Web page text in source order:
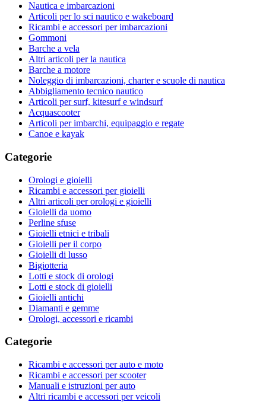
Nautica e imbarcazioni
Articoli per lo sci nautico e wakeboard
Ricambi e accessori per imbarcazioni
Gommoni
Barche a vela
Altri articoli per la nautica
Barche a motore
Noleggio di imbarcazioni, charter e scuole di nautica
Abbigliamento tecnico nautico
Articoli per surf, kitesurf e windsurf
Acquascooter
Articoli per imbarchi, equipaggio e regate
Canoe e kayak
Categorie
Orologi e gioielli
Ricambi e accessori per gioielli
Altri articoli per orologi e gioielli
Gioielli da uomo
Perline sfuse
Gioielli etnici e tribali
Gioielli per il corpo
Gioielli di lusso
Bigiotteria
Lotti e stock di orologi
Lotti e stock di gioielli
Gioielli antichi
Diamanti e gemme
Orologi, accessori e ricambi
Categorie
Ricambi e accessori per auto e moto
Ricambi e accessori per scooter
Manuali e istruzioni per auto
Altri ricambi e accessori per veicoli